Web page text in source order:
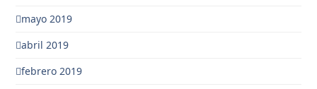
mayo 2019
abril 2019
febrero 2019